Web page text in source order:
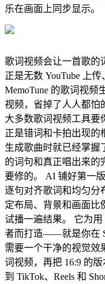
乐在画面上同步显示。
歌词视频会让一首歌
正是无数 YouTube 上
MemoTune 的歌词视
视频，省掉了人人都怕
大多数歌词视频工具要
正是错词和卡拍出现的
生成歌曲时就已经掌握
的词句和真正唱出来的
要修的。 AI 铺好第一
逐句对齐歌词和均匀分
定布局、背景和画面比
试播一遍结果。 它为
者而打造——就是你在
需要一个干净的视觉效
词视频，再把 16:9 的
到 TikTok、Reels 和